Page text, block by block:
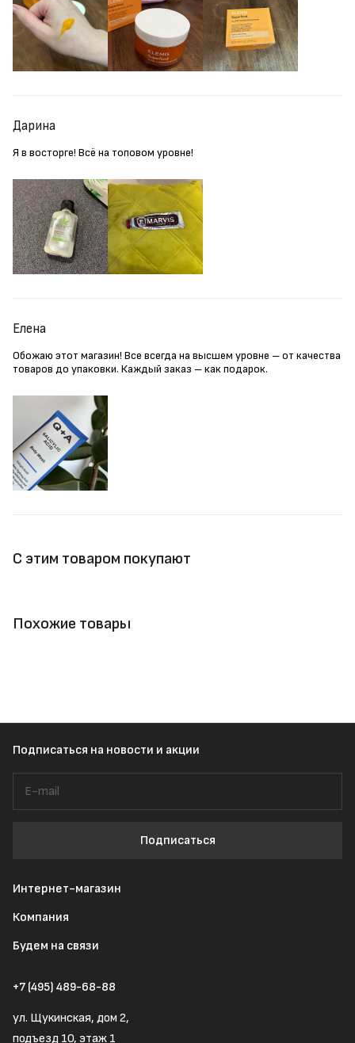
Дарина
Я в восторге! Всё на топовом уровне!
Елена
Обожаю этот магазин! Все всегда на высшем уровне – от качества
товаров до упаковки. Каждый заказ – как подарок.
С этим товаром покупают
Похожие товары
Подписаться на новости и акции
Подписаться
Интернет-магазин
Компания
Будем на связи
+7 (495) 489-68-88
ул. Щукинская, дом 2,
подъезд 10, этаж 1